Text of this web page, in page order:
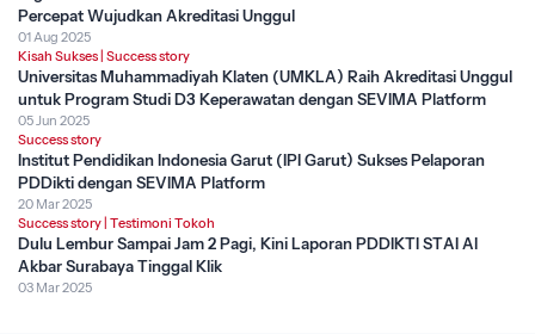
Percepat Wujudkan Akreditasi Unggul
01 Aug 2025
Kisah Sukses | Success story
Universitas Muhammadiyah Klaten (UMKLA) Raih Akreditasi Unggul
untuk Program Studi D3 Keperawatan dengan SEVIMA Platform
05 Jun 2025
Success story
Institut Pendidikan Indonesia Garut (IPI Garut) Sukses Pelaporan
PDDikti dengan SEVIMA Platform
20 Mar 2025
Success story | Testimoni Tokoh
Dulu Lembur Sampai Jam 2 Pagi, Kini Laporan PDDIKTI STAI Al
Akbar Surabaya Tinggal Klik
03 Mar 2025